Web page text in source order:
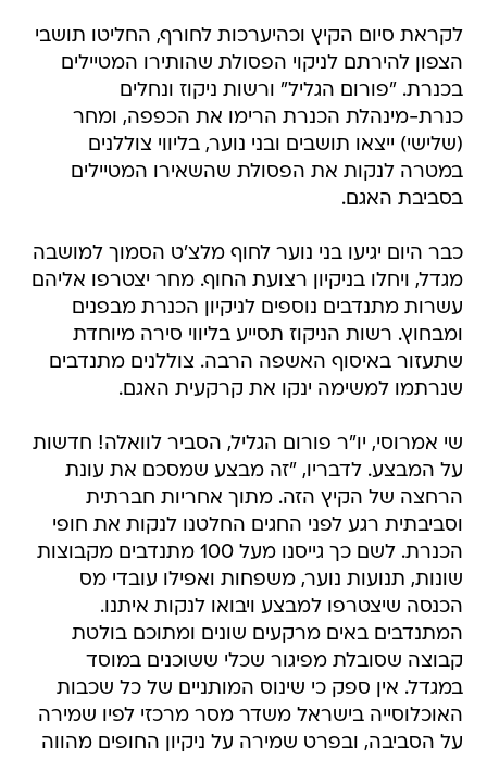
לקראת סיום הקיץ וכהיערכות לחורף, החליטו תושבי
הצפון להירתם לניקוי הפסולת שהותירו המטיילים
בכנרת. "פורום הגליל" ורשות ניקוז ונחלים
כנרת-מינהלת הכנרת הרימו את הכפפה, ומחר
(שלישי) ייצאו תושבים ובני נוער, בליווי צוללנים
במטרה לנקות את הפסולת שהשאירו המטיילים
בסביבת האגם.
כבר היום יגיעו בני נוער לחוף מלצ'ט הסמוך למושבה
מגדל, ויחלו בניקיון רצועת החוף. מחר יצטרפו אליהם
עשרות מתנדבים נוספים לניקיון הכנרת מבפנים
ומבחוץ. רשות הניקוז תסייע בליווי סירה מיוחדת
שתעזור באיסוף האשפה הרבה. צוללנים מתנדבים
שנרתמו למשימה ינקו את קרקעית האגם.
שי אמרוסי, יו"ר פורום הגליל, הסביר לוואלה! חדשות
על המבצע. לדבריו, "זה מבצע שמסכם את עונת
הרחצה של הקיץ הזה. מתוך אחריות חברתית
וסביבתית רגע לפני החגים החלטנו לנקות את חופי
הכנרת. לשם כך גייסנו מעל 100 מתנדבים מקבוצות
שונות, תנועות נוער, משפחות ואפילו עובדי מס
הכנסה שיצטרפו למבצע ויבואו לנקות איתנו.
המתנדבים באים מרקעים שונים ומתוכם בולטת
קבוצה שסובלת מפיגור שכלי ששוכנים במוסד
במגדל. אין ספק כי שינוס המותניים של כל שכבות
האוכלוסייה בישראל משדר מסר מרכזי לפיו שמירה
על הסביבה, ובפרט שמירה על ניקיון החופים מהווה